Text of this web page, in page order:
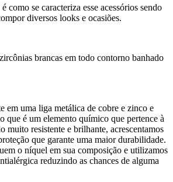
como se caracteriza esse acessórios sendo
diversos looks e ocasiões.
brancas em todo contorno banhado
em uma liga metálica de cobre e zinco e
que é um elemento químico que pertence à
muito resistente e brilhante, acrescentamos
que garante uma maior durabilidade.
o níquel em sua composição e utilizamos
reduzindo as chances de alguma